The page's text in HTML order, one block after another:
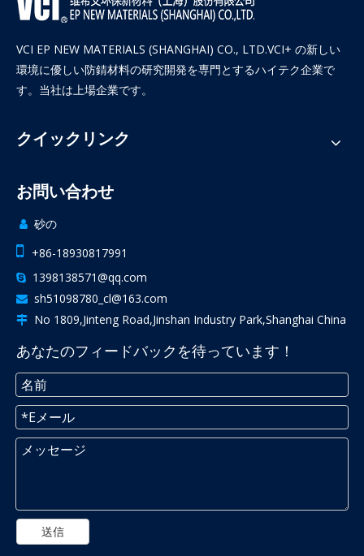
VCI EP NEW MATERIALS (SHANGHAI) CO., LTD.VCI+ の新しい
環境に優しい防錆材料の研究開発を専門とするハイテク企業で
す。当社は上場企業です。
クイックリンク
お問い合わせ
 砂の
 +86-18930817991
 1398138571@qq.com
 sh51098780_cl@163.com
 No 1809,Jinteng Road,Jinshan Industry Park,Shanghai China
あなたのフィードバックを待っています！
送信